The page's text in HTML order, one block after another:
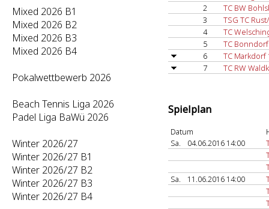
Mixed 2026 B1
Mixed 2026 B2
Mixed 2026 B3
Mixed 2026 B4
Pokalwettbewerb 2026
Beach Tennis Liga 2026
Padel Liga BaWü 2026
Winter 2026/27
Winter 2026/27 B1
Winter 2026/27 B2
Winter 2026/27 B3
Winter 2026/27 B4
2
TC BW
3
TSG TC
4
TC
5
TC
6
TC Markdorf
7
TC RW
Spielplan
Datum
Sa.
04.06.2016 14:00
Sa.
11.06.2016 14:00